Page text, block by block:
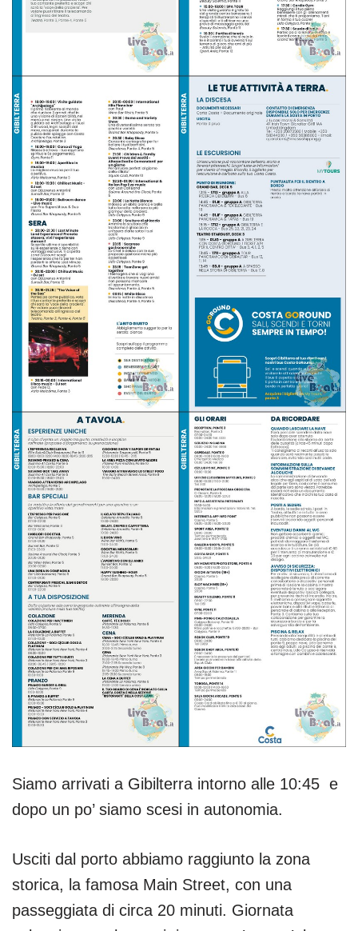
Siamo arrivati a Gibilterra intorno alle 10:45 e
dopo un po’ siamo scesi in autonomia.
Usciti dal porto abbiamo raggiunto la zona
storica, la famosa Main Street, con una
passeggiata di circa 20 minuti. Giornata